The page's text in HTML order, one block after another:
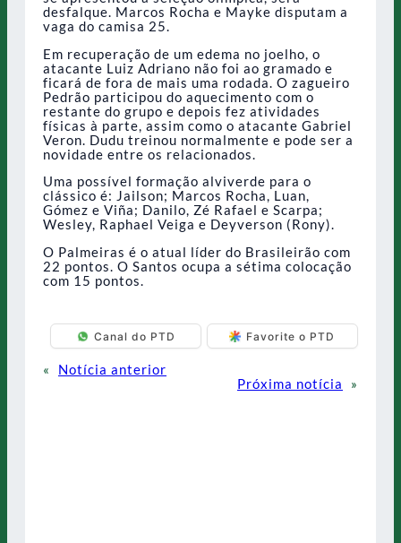
desfalque. Marcos Rocha e Mayke disputam a
vaga do camisa 25.
Em recuperação de um edema no joelho, o
atacante Luiz Adriano não foi ao gramado e
ficará de fora de mais uma rodada. O zagueiro
Pedrão participou do aquecimento com o
restante do grupo e depois fez atividades
físicas à parte, assim como o atacante Gabriel
Veron. Dudu treinou normalmente e pode ser a
novidade entre os relacionados.
Uma possível formação alviverde para o
clássico é: Jailson; Marcos Rocha, Luan,
Gómez e Viña; Danilo, Zé Rafael e Scarpa;
Wesley, Raphael Veiga e Deyverson (Rony).
O Palmeiras é o atual líder do Brasileirão com
22 pontos. O Santos ocupa a sétima colocação
com 15 pontos.
Canal do PTD Favorite o PTD
«
Notícia anterior
Próxima notícia
»